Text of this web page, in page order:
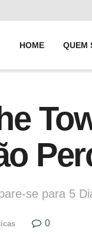
HOME QUEM
se para 5
0